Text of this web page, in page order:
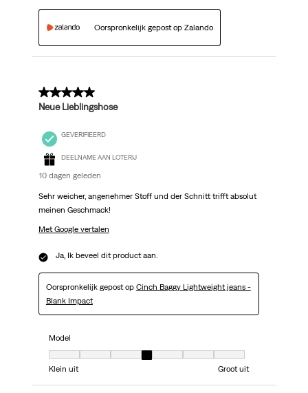
Oorspronkelijk gepost op Zalando
5 van 5 sterren.
Neue Lieblingshose
GEVERIFIEERD
DEELNAME AAN LOTERIJ
10 dagen geleden
Sehr weicher, angenehmer Stoff und der Schnitt trifft absolut
meinen Geschmack!
Met Google vertalen
Ja, Ik beveel dit product aan.
Oorspronkelijk gepost op Cinch Baggy Lightweight jeans -
Blank Impact
Model
Klein uit
Groot uit